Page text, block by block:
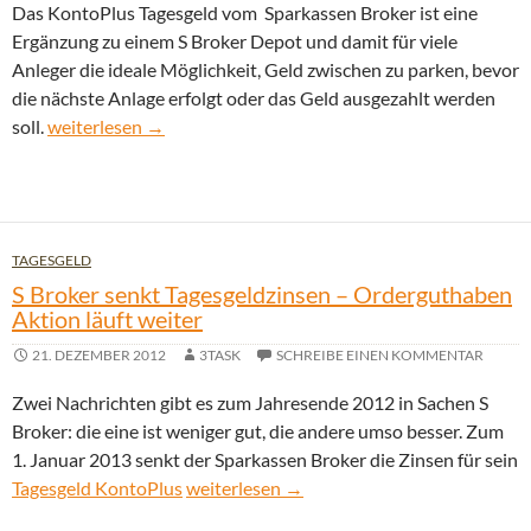
Das KontoPlus Tagesgeld vom Sparkassen Broker ist eine
Ergänzung zu einem S Broker Depot und damit für viele
Anleger die ideale Möglichkeit, Geld zwischen zu parken, bevor
die nächste Anlage erfolgt oder das Geld ausgezahlt werden
soll.S Broker mit Zinssenkung beim KontoPlus
weiterlesen →
TAGESGELD
S Broker senkt Tagesgeldzinsen – Orderguthaben
Aktion läuft weiter
21. DEZEMBER 2012 3TASK SCHREIBE EINEN KOMMENTAR
Zwei Nachrichten gibt es zum Jahresende 2012 in Sachen S
Broker: die eine ist weniger gut, die andere umso besser. Zum
1. Januar 2013 senkt der Sparkassen Broker die Zinsen für sein
Tagesgeld KontoPlusS Broker senkt Tagesgeldzinsen –
weiterlesen →